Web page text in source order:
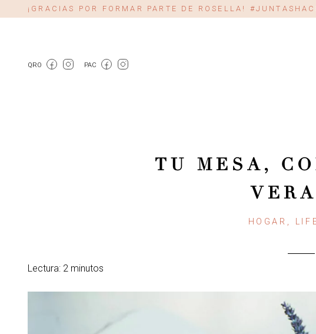
¡GRACIAS POR FORMAR PARTE DE ROSELLA!
QRO PAC
TU MESA,
HOGAR,
Lectura: 2 minutos